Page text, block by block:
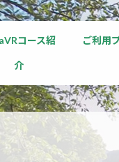
コース紹
介
ご利用